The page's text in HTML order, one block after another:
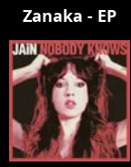
Zanaka - EP